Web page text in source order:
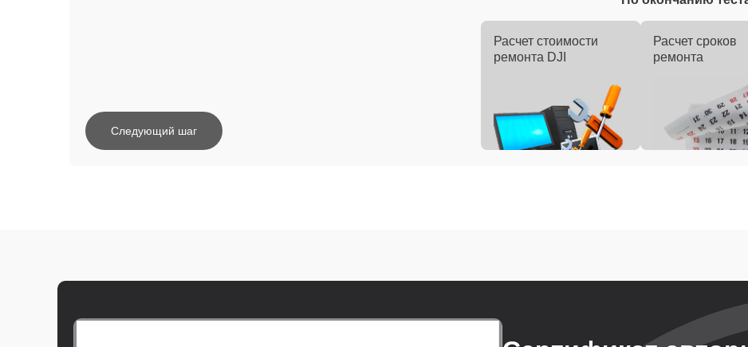
Следующий шаг
Расчет стоимости
ремонта DJI
Расчет сроков
ремонта